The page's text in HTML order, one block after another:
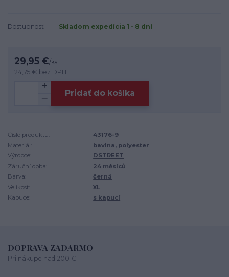
Dostupnosť Skladom expedícia 1 - 8 dní
29,95 €/ks
24,75 € bez DPH
Pridať do košíka
Číslo produktu:
43176-9
Materiál:
bavlna, polyester
Výrobce:
DSTREET
Záruční doba:
24 měsíců
Barva:
černá
Velikost:
XL
Kapuce:
s kapucí
DOPRAVA ZADARMO
Pri nákupe nad 200 €